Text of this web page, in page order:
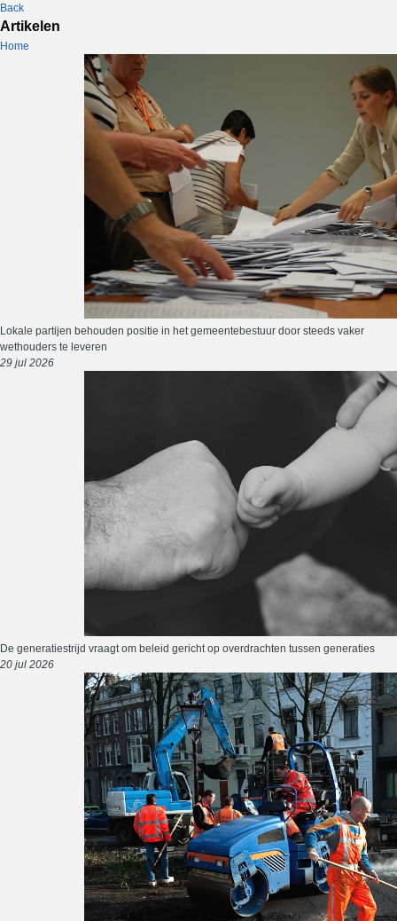
Back
Artikelen
Home
Lokale partijen behouden positie in het gemeentebestuur door steeds vaker
wethouders te leveren
29 jul 2026
De generatiestrijd vraagt om beleid gericht op overdrachten tussen generaties
20 jul 2026